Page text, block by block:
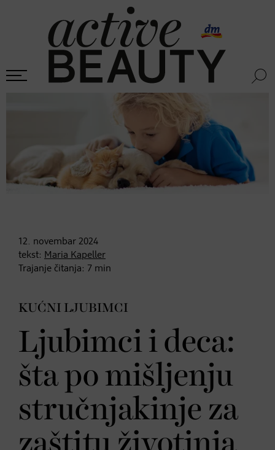
12. novembar 2024
tekst: Maria Kapeller
Trajanje čitanja: 7 min
KUĆNI LJUBIMCI
Ljubimci i deca:
šta po mišljenju
stručnjakinje za